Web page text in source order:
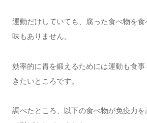
運動だけしていても、腐った食べ物を
味もありません。
効率的に胃を鍛えるためには運動も食
きたいところです。
調べたところ、以下の食べ物が免疫力を